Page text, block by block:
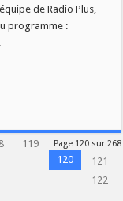
de Radio Plus,
programme :
Page 120 sur 268
119
120
121
122